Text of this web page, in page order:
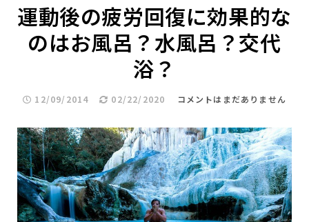
運動後の疲労回復に効果的な
のはお風呂？水風呂？交代
浴？
12/09/2014 02/22/2020 コメントはまだありません